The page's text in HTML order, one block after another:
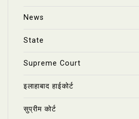
News
State
Supreme Court
इलाहाबाद हाईकोर्ट
सुप्रीम कोर्ट